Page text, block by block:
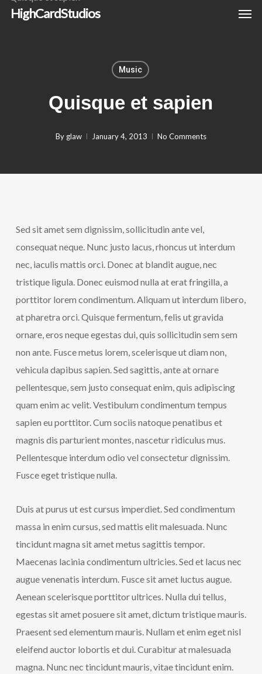
SkipHighCardStudios
Music
Quisque et sapien
By glaw January 4, 2013 No Comments
Sed sit amet sem dignissim, sollicitudin ante vel,
consequat neque. Nunc justo lacus, rhoncus ut interdum
nec, iaculis mattis orci. Donec at blandit augue, nec
tristique ligula. Donec euismod nulla at erat fringilla, a
porttitor lorem condimentum. Aliquam ut interdum libero,
at pharetra orci. Quisque fermentum, felis ut gravida
ornare, eros neque egestas dui, quis sollicitudin sem sem
non ante. Fusce metus lorem, scelerisque ut diam non,
vehicula dapibus sapien. Sed sagittis, ante at ornare
pellentesque, sem justo consequat enim, quis adipiscing
quam enim ac velit. Vestibulum condimentum tempus
sapien eu porttitor. Cum sociis natoque penatibus et
magnis dis parturient montes, nascetur ridiculus mus.
Pellentesque interdum odio vel consectetur dignissim.
Fusce eget tristique nulla.
Duis at purus ut est cursus imperdiet. Sed condimentum
massa in enim cursus, sed mattis elit malesuada. Nunc
tincidunt magna sit amet metus sagittis tempor.
Maecenas lacinia condimentum ultricies. Sed et lacus nec
augue venenatis interdum. Fusce sit amet luctus augue.
Aenean scelerisque porttitor ultrices. Nulla dui tellus,
egestas sit amet posuere sit amet, dictum tristique mauris.
Praesent sed elementum mauris. Nullam et enim eget nisl
eleifend auctor lobortis et dui. Curabitur at malesuada
magna. Nunc nec tincidunt mauris, vitae tincidunt enim.